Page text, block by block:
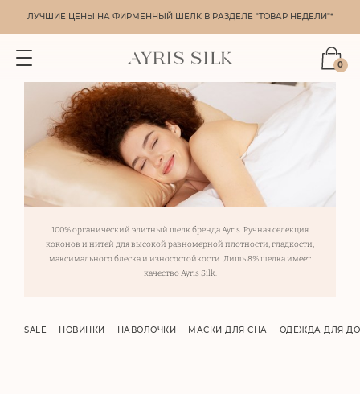
ЛУЧШИЕ ЦЕНЫ НА ФИРМЕННЫЙ ШЕЛК В РАЗДЕЛЕ "ТОВАР НЕДЕЛИ"*
0
100% органический элитный шелк бренда Ayris. Ручная селекция
коконов и нитей для высокой равномерной плотности, гладкости,
максимального блеска и износостойкости. Лишь 8% шелка имеет
качество Ayris Silk.
SALE НОВИНКИ НАВОЛОЧКИ МАСКИ ДЛЯ СНА ОДЕЖДА ДЛЯ